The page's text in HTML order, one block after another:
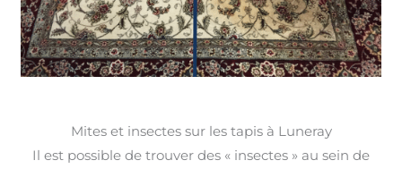
Mites et insectes sur les tapis à Luneray
Il est possible de trouver des « insectes » au sein de